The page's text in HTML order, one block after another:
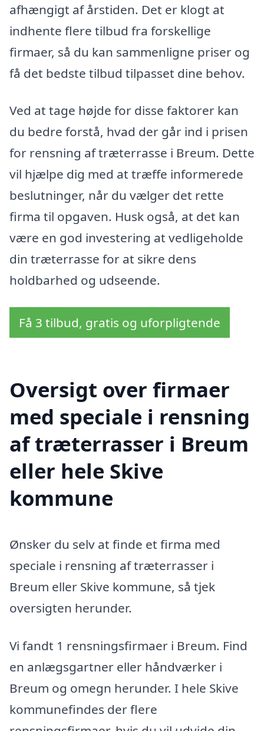
afhængigt af årstiden. Det er klogt at
indhente flere tilbud fra forskellige
firmaer, så du kan sammenligne priser og
få det bedste tilbud tilpasset dine behov.
Ved at tage højde for disse faktorer kan
du bedre forstå, hvad der går ind i prisen
for rensning af træterrasse i Breum. Dette
vil hjælpe dig med at træffe informerede
beslutninger, når du vælger det rette
firma til opgaven. Husk også, at det kan
være en god investering at vedligeholde
din træterrasse for at sikre dens
holdbarhed og udseende.
Få 3 tilbud, gratis og uforpligtende
Oversigt over firmaer
med speciale i rensning
af træterrasser i Breum
eller hele Skive
kommune
Ønsker du selv at finde et firma med
speciale i rensning af træterrasser i
Breum eller Skive kommune, så tjek
oversigten herunder.
Vi fandt 1 rensningsfirmaer i Breum. Find
en anlægsgartner eller håndværker i
Breum og omegn herunder. I hele Skive
kommunefindes der flere